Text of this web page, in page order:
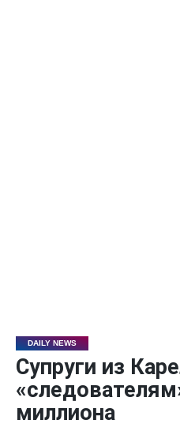
DAILY NEWS
Супруги из
миллиона